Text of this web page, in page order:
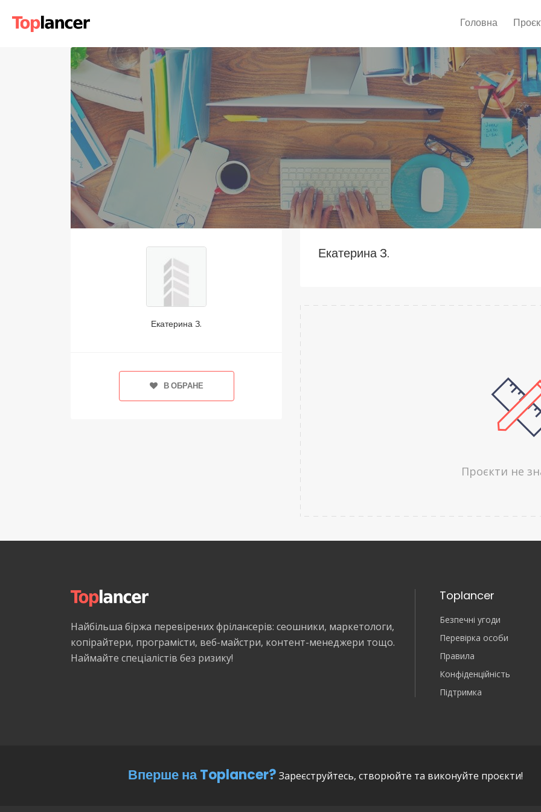
Головна
Екатерина З.
В ОБРАНЕ
Екатерина З.
Проєкти не
Найбільша біржа перевірених фрілансерів: сеошники, маркетологи,
копірайтери, програмісти, веб-майстри, контент-менеджери тощо.
Наймайте спеціалістів без ризику!
Toplancer
Безпечні угоди
Перевірка особи
Правила
Конфіденційність
Підтримка
Вперше на Toplancer? Зареєструйтесь, створюйте та виконуйте проєкти!